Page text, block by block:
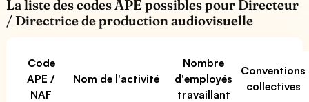
La liste des codes APE possibles pour Directeur
/ Directrice de production audiovisuelle
Code
APE /
NAF
Nom de l'activité
Nombre
d'employés
travaillant
Conventions
collectives